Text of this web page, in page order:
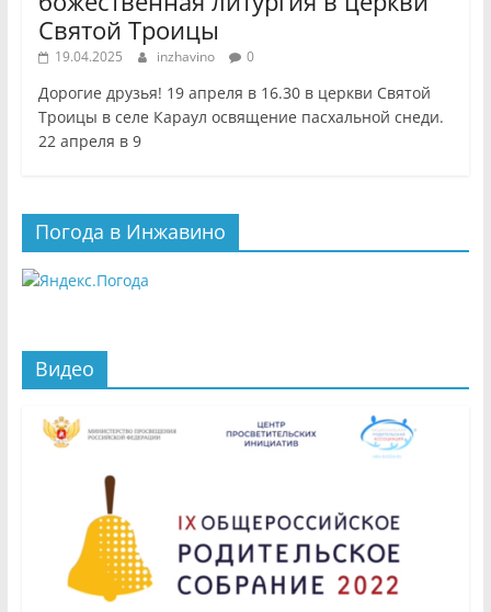
Святой Троицы
19.04.2025 inzhavino 0
Дорогие друзья! 19 апреля в 16.30 в церкви Святой
Троицы в селе Караул освящение пасхальной снеди.
22 апреля в 9
Погода в Инжавино
Видео